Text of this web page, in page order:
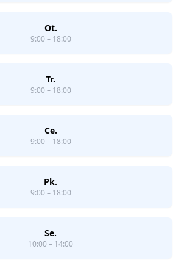
Ot.
9:00 – 18:00
Tr.
9:00 – 18:00
Ce.
9:00 – 18:00
Pk.
9:00 – 18:00
Se.
10:00 – 14:00